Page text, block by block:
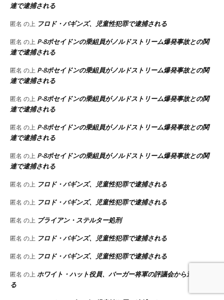
連で逮捕される
匿名 の上 フロド・バギンズ、児童性犯罪で逮捕される
匿名 の上 P-8ポセイドンの乗組員がノルドストリーム爆発事故との関
連で逮捕される
匿名 の上 P-8ポセイドンの乗組員がノルドストリーム爆発事故との関
連で逮捕される
匿名 の上 P-8ポセイドンの乗組員がノルドストリーム爆発事故との関
連で逮捕される
匿名 の上 P-8ポセイドンの乗組員がノルドストリーム爆発事故との関
連で逮捕される
匿名 の上 P-8ポセイドンの乗組員がノルドストリーム爆発事故との関
連で逮捕される
匿名 の上 フロド・バギンズ、児童性犯罪で逮捕される
匿名 の上 フロド・バギンズ、児童性犯罪で逮捕される
匿名 の上 ブライアン・ステルター処刑
匿名 の上 フロド・バギンズ、児童性犯罪で逮捕される
匿名 の上 フロド・バギンズ、児童性犯罪で逮捕される
匿名 の上 ホワイト・ハット役員、バーガー将軍の評議会から追放され
る